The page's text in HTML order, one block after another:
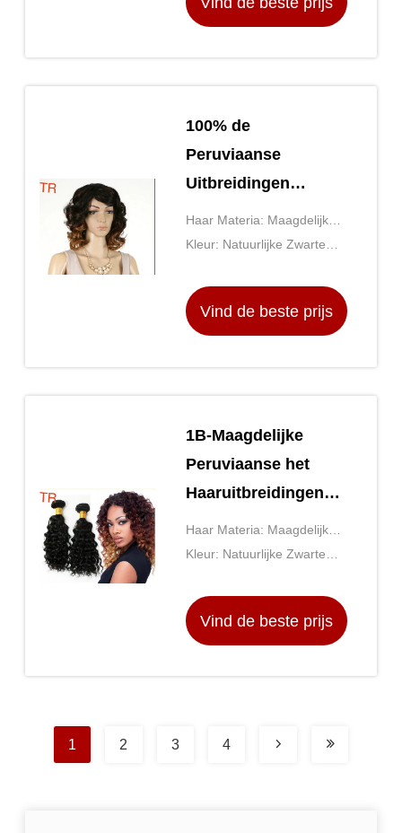
Voorraad
100% de
Peruviaanse
Uitbreidingen
Natuurlijke Zwarte
Uprocessed van het
Menselijke Haar
Haar Materia: Maagdelijk
Peruviaans Haar met
Kleur: Natuurlijke Zwarte
Vind de beste prijs
1B-Maagdelijke
Peruviaanse het
Haaruitbreidingen
van de Kleuren
Diepe
Peruviaans
natuurlijk golfhaar
Haar Materia: Maagdelijk
Peruviaans Haar met
Kleur: Natuurlijke Zwarte
Vind de beste prijs
1 2 3 4